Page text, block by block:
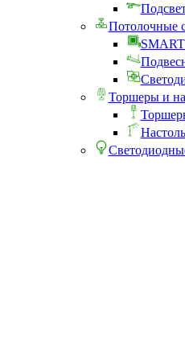
Потолочные
Торшеры и